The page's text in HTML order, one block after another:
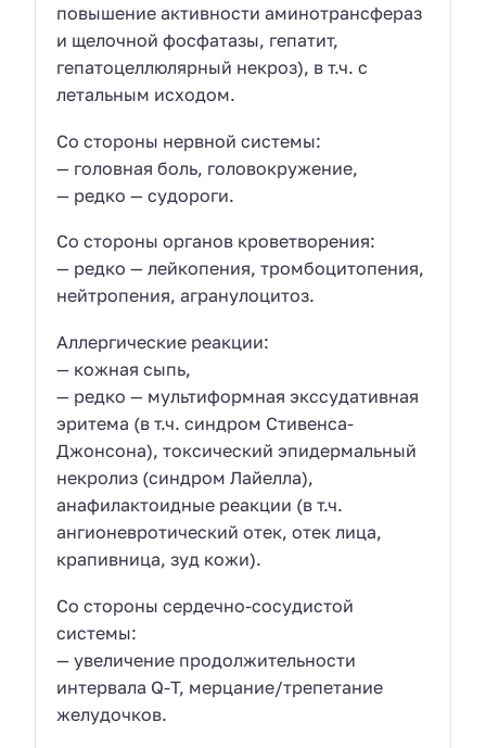
повышение активности аминотрансфераз
и щелочной фосфатазы, гепатит,
гепатоцеллюлярный некроз), в т.ч. с
летальным исходом.
Со стороны нервной системы:
— головная боль, головокружение,
— редко — судороги.
Со стороны органов кроветворения:
— редко — лейкопения, тромбоцитопения,
нейтропения, агранулоцитоз.
Аллергические реакции:
— кожная сыпь,
— редко — мультиформная экссудативная
эритема (в т.ч. синдром Стивенса-
Джонсона), токсический эпидермальный
некролиз (синдром Лайелла),
анафилактоидные реакции (в т.ч.
ангионевротический отек, отек лица,
крапивница, зуд кожи).
Со стороны сердечно-сосудистой
системы:
— увеличение продолжительности
интервала Q-Т, мерцание/трепетание
желудочков.